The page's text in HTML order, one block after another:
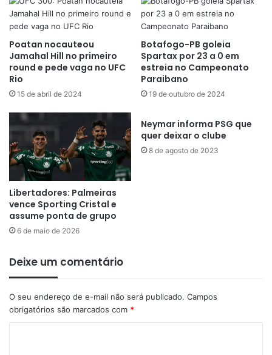
Poatan nocauteou
Jamahal Hill no primeiro
round e pede vaga no UFC
Rio
15 de abril de 2024
Botafogo-PB goleia
Spartax por 23 a 0 em
estreia no Campeonato
Paraibano
19 de outubro de 2024
Libertadores: Palmeiras
vence Sporting Cristal e
assume ponta de grupo
6 de maio de 2026
Neymar informa PSG que
quer deixar o clube
8 de agosto de 2023
Deixe um comentário
O seu endereço de e-mail não será publicado. Campos
obrigatórios são marcados com *